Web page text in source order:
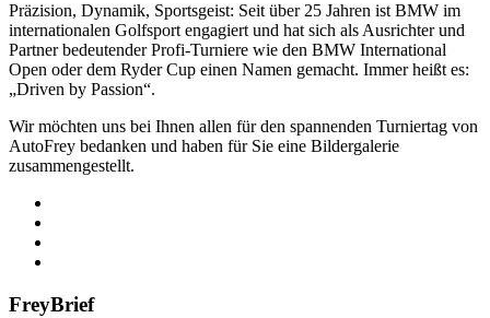
Präzision, Dynamik, Sportsgeist: Seit über 25 Jahren ist BMW im
internationalen Golfsport engagiert und hat sich als Ausrichter und
Partner bedeutender Profi-Turniere wie den BMW International
Open oder dem Ryder Cup einen Namen gemacht. Immer heißt es:
„Driven by Passion“.
Wir möchten uns bei Ihnen allen für den spannenden Turniertag von
AutoFrey bedanken und haben für Sie eine Bildergalerie
zusammengestellt.
FreyBrief